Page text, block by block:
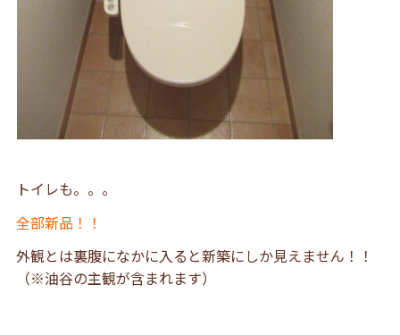
トイレも。。。
全部新品！！
外観とは裏腹になかに入ると新築にしか見えません！！
（※油谷の主観が含まれます）